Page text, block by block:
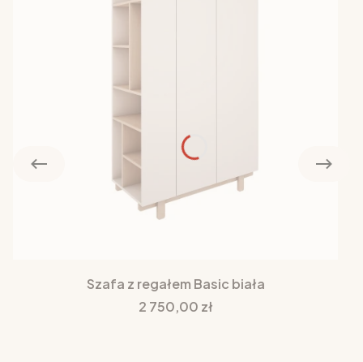
Szafa z regałem Basic biała
Cena
2 750,00 zł